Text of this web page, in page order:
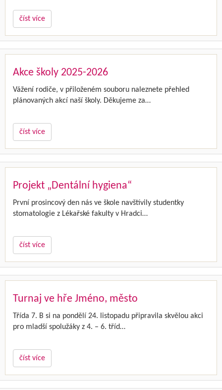
číst více
Akce školy 2025-2026
Vážení rodiče, v přiloženém souboru naleznete přehled
plánovaných akcí naší školy. Děkujeme za…
číst více
Projekt „Dentální hygiena“
První prosincový den nás ve škole navštívily studentky
stomatologie z Lékařské fakulty v Hradci…
číst více
Turnaj ve hře Jméno, město
Třída 7. B si na pondělí 24. listopadu připravila skvělou akci
pro mladší spolužáky z 4. – 6. tříd…
číst více